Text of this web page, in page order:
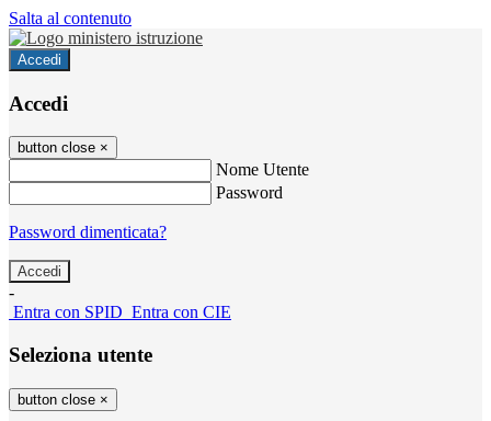
Salta al contenuto
Accedi
Accedi
button close ×
Nome Utente
Password
Password dimenticata?
-
Entra con SPID Entra con CIE
Seleziona utente
button close ×